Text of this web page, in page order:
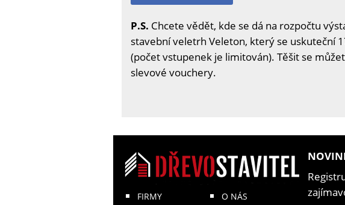
P.S. Chcete vědět, kde se dá na rozpočtu
stavební veletrh Veleton, který se uskuteční
(počet vstupenek je limitován). Těšit se
slevové vouchery.
FIRMY O NÁS